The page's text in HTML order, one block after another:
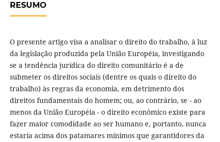
RESUMO
O presente artigo visa a analisar o direito do trabalho, à luz
da legislação produzida pela União Européia, investigando
se a tendência jurídica do direito comunitário é a de
submeter os direitos sociais (dentre os quais o direito do
trabalho) às regras da economia, em detrimento dos
direitos fundamentais do homem; ou, ao contrário, se - ao
menos da União Européia - o direito econômico existe para
fazer maior comodidade ao ser humano e, portanto, nunca
estaria acima dos patamares mínimos que garantidores da